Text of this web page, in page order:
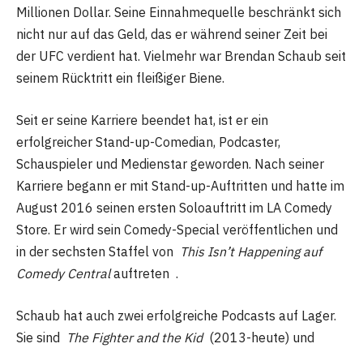
Millionen Dollar. Seine Einnahmequelle beschränkt sich
nicht nur auf das Geld, das er während seiner Zeit bei
der UFC verdient hat. Vielmehr war Brendan Schaub seit
seinem Rücktritt ein fleißiger Biene.
Seit er seine Karriere beendet hat, ist er ein
erfolgreicher Stand-up-Comedian, Podcaster,
Schauspieler und Medienstar geworden. Nach seiner
Karriere begann er mit Stand-up-Auftritten und hatte im
August 2016 seinen ersten Soloauftritt im LA Comedy
Store. Er wird sein Comedy-Special veröffentlichen und
in der sechsten Staffel von This Isn’t Happening auf
Comedy Centralauftreten .
Schaub hat auch zwei erfolgreiche Podcasts auf Lager.
Sie sind The Fighter and the Kid(2013-heute) und